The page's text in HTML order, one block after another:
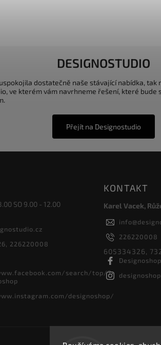
DESIGNOSTUDIO
dostatečně naše stávající nabídka, tak
ve kterém vám navrhneme řešení, které bude
Přejít na Designostudio
SO 9.00 - 12.00
226220008
search/top/?
designoshop/
KONTAKT
Karel Vacek,
info@
226220008
605334326,
Designoshop
designoshop